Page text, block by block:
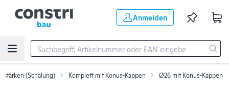
Anmelden
(Schalung) Komplett mit Konus-Kappen Ø26 mit Konus-Kappen